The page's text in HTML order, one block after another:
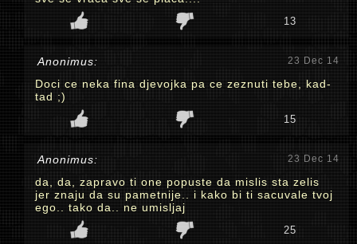
13
Anonimus: 23 Dec 14
Doci ce neka fina djevojka pa ce zeznuti tebe, kad-
tad ;)
15
Anonimus: 23 Dec 14
da, da, zapravo ti one popuste da mislis sta zelis
jer znaju da su pametnije.. i kako bi ti sacuvale tvoj
ego.. tako da.. ne umisljaj
25